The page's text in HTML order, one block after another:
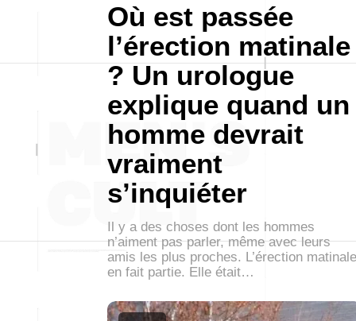
Où est passée
l’érection matinale
? Un urologue
explique quand un
homme devrait
vraiment
s’inquiéter
Il y a des choses dont les hommes
n’aiment pas parler, même avec leurs
amis les plus proches. L’érection matinale
en fait partie. Elle était…